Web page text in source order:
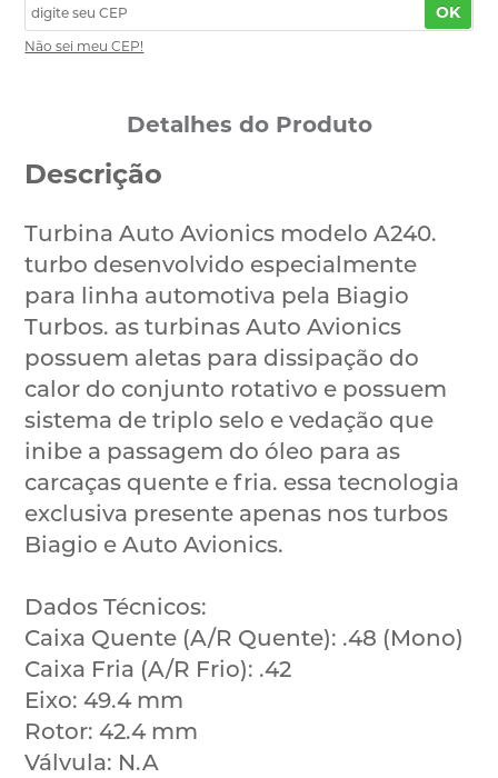
OK
Não sei meu CEP!
Detalhes do Produto
Descrição
Turbina Auto Avionics modelo A240.
turbo desenvolvido especialmente
para linha automotiva pela Biagio
Turbos. as turbinas Auto Avionics
possuem aletas para dissipação do
calor do conjunto rotativo e possuem
sistema de triplo selo e vedação que
inibe a passagem do óleo para as
carcaças quente e fria. essa tecnologia
exclusiva presente apenas nos turbos
Biagio e Auto Avionics.
Dados Técnicos:
Caixa Quente (A/R Quente): .48 (Mono)
Caixa Fria (A/R Frio): .42
Eixo: 49.4 mm
Rotor: 42.4 mm
Válvula: N.A